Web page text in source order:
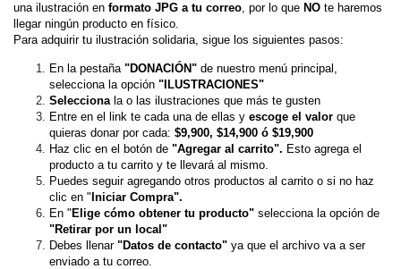
una ilustración en formato JPG a tu correo, por lo que NO te haremos
llegar ningún producto en físico.
Para adquirir tu ilustración solidaria, sigue los siguientes pasos:
En la pestaña "DONACIÓN" de nuestro menú principal,
selecciona la opción "ILUSTRACIONES"
Selecciona la o las ilustraciones que más te gusten
Entre en el link te cada una de ellas y escoge el valor que
quieras donar por cada: $9,900, $14,900 ó $19,900
Haz clic en el botón de "Agregar al carrito". Esto agrega el
producto a tu carrito y te llevará al mismo.
Puedes seguir agregando otros productos al carrito o si no haz
clic en " Iniciar Compra".
En " Elige cómo obtener tu producto"
"Retirar por un local"
Debes llenar "Datos de contacto" ya que el archivo va a ser
enviado a tu correo.